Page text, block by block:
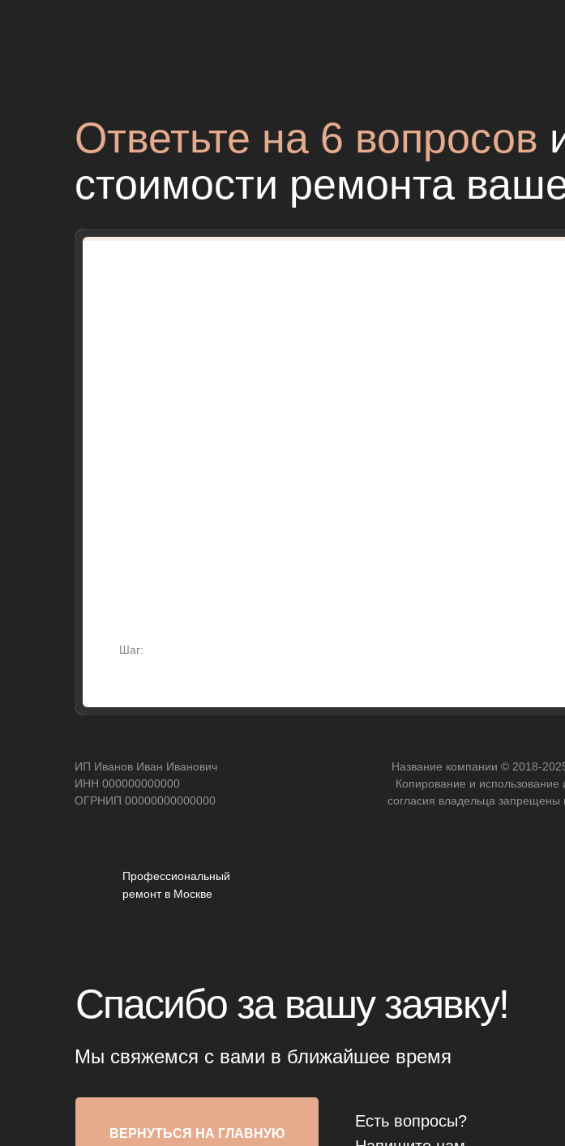
Ответьте на 6 вопросов
стоимости ремонта
Шаг:
ИП Иванов Иван Иванович
ИНН 000000000000
ОГРНИП 00000000000000
Название компании © 2018-
Копирование и
согласия владельца запрещены
Профессиональный
ремонт в Москве
Мы свяжемся с вами в ближайшее время
Спасибо за вашу заявку!
Есть вопросы?
ВЕРНУТЬСЯ НА ГЛАВНУЮ